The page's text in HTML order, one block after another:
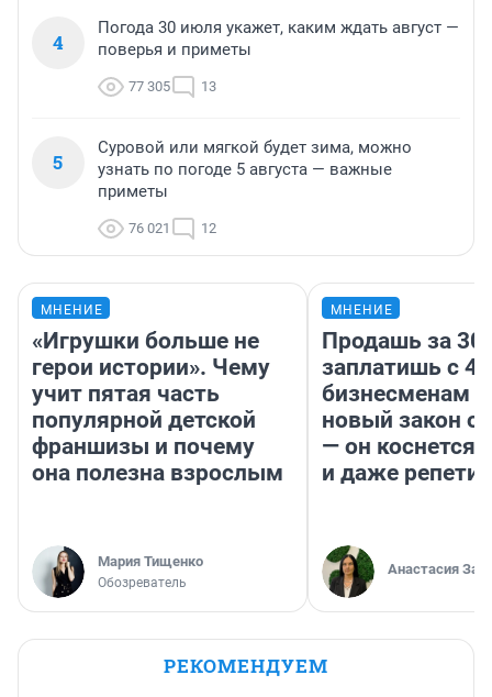
4
Погода 30 июля укажет, каким ждать август —
поверья и приметы
77 305 13
5
Суровой или мягкой будет зима, можно
узнать по погоде 5 августа — важные
приметы
76 021 12
МНЕНИЕ
«Игрушки больше не
герои истории». Чему
учит пятая часть
популярной детской
франшизы и почему
она полезна взрослым
Мария Тищенко
Обозреватель
МНЕНИЕ
Продашь за
заплатишь с
бизнесменам
новый закон о
— он коснется
и даже
Анастасия
РЕКОМЕНДУЕМ